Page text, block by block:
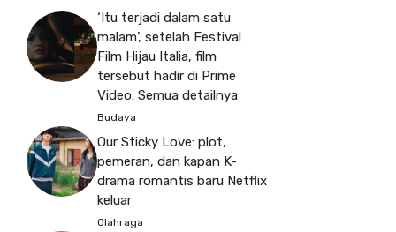
‘Itu terjadi dalam satu
malam’, setelah Festival
Film Hijau Italia, film
tersebut hadir di Prime
Video. Semua detailnya
Budaya
Our Sticky Love: plot,
pemeran, dan kapan K-
drama romantis baru Netflix
keluar
Olahraga